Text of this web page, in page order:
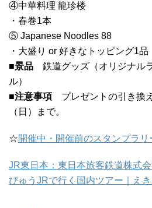
④中華料理 龍珍楼
・春巻1本
⑤ Japanese Noodles 88
・大盛り or 好きなトッピング1品
■景品 鉄道グッズ（オリジナル
ル）
■注意事項 プレゼントの引き換
（日）まで。
☆開催中・開催前のスタンプラリ
JR東日本：東日本旅客鉄道株式
びゅうJRで行く国内ツアー｜え